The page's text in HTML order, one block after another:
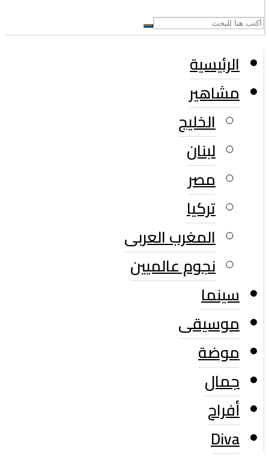
الرئيسية
مشاهير
الخليج
لبنان
مصر
تركيا
المغرب العربى
نجوم عالميين
سينما
موسيقى
موضة
جمال
أفراح
Diva